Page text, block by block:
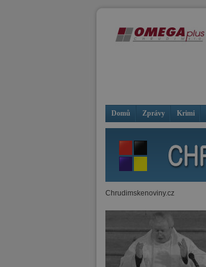
Domů Zprávy Krimi
Chrudimskenoviny.cz